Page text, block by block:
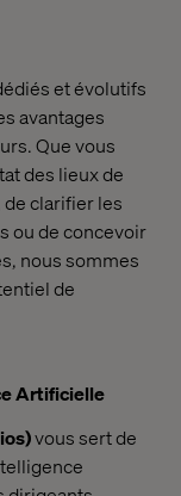
et évolutifs
avantages
Que vous
des lieux de
clarifier les
ou de concevoir
nous sommes
de
Artificielle
vous sert de